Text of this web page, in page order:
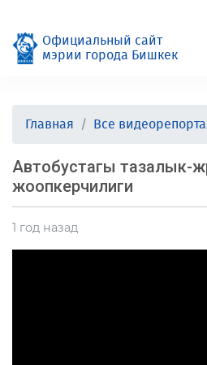
Официальный сайт
мэрии города Бишкек
Главная Все
Автобустагы тазалык-
жоопкерчилиги
1 год назад